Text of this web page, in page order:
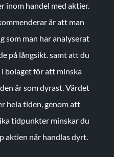
inom handel med aktier.
är att man
som man har analyserat
på långsikt. samt att du
bolaget för att minska
är som dyrast. Värdet
hela tiden, genom att
tidpunkter minskar du
aktien när handlas dyrt.